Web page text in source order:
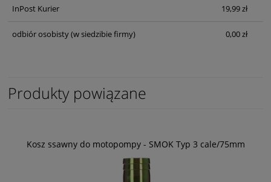
InPost Kurier 19,99 zł
odbiór osobisty(w siedzibie firmy) 0,00 zł
Produkty powiązane
Kosz ssawny do motopompy - SMOK Typ 3 cale/75mm